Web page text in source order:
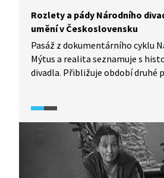
Rozlety a pády Národního
umění v Československu
Pasáž z dokumentárního cyklu
Mýtus a realita seznamuje s
divadla. Přibližuje období druhé
zaznamenalo Národní divadlo,
činohra, velký úspěch, a to např.
Alfrédu Radokovi a tehdejšímu
Národního divadla Otomaru